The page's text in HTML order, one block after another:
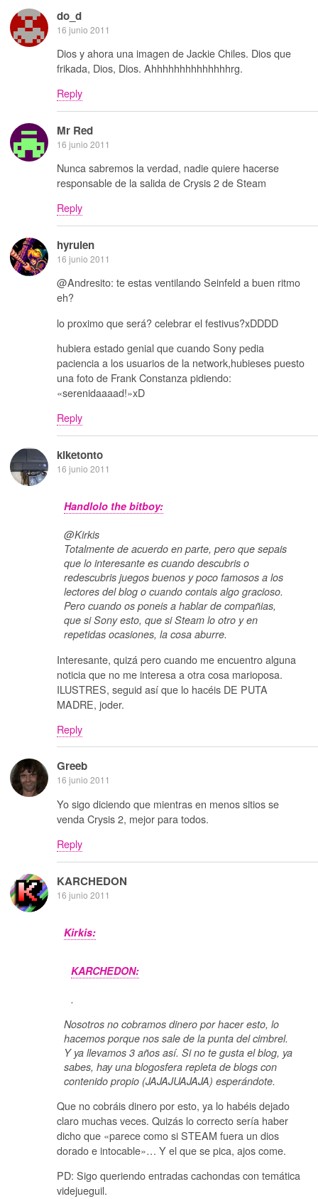
do_d
16 junio 2011
Dios y ahora una imagen de Jackie Chiles. Dios que
frikada, Dios, Dios. Ahhhhhhhhhhhhhhrg.
Reply
Mr Red
16 junio 2011
Nunca sabremos la verdad, nadie quiere hacerse
responsable de la salida de Crysis 2 de Steam
Reply
hyrulen
16 junio 2011
@Andresito: te estas ventilando Seinfeld a buen ritmo
eh?
lo proximo que será? celebrar el festivus?xDDDD
hubiera estado genial que cuando Sony pedia
paciencia a los usuarios de la network,hubieses puesto
una foto de Frank Constanza pidiendo:
«serenidaaaad!»xD
Reply
kiketonto
16 junio 2011
Handlolo the bitboy:
@Kirkis
Totalmente de acuerdo en parte, pero que sepais
que lo interesante es cuando descubris o
redescubris juegos buenos y poco famosos a los
lectores del blog o cuando contais algo gracioso.
Pero cuando os poneis a hablar de compañias,
que si Sony esto, que si Steam lo otro y en
repetidas ocasiones, la cosa aburre.
Interesante, quizá pero cuando me encuentro alguna
noticia que no me interesa a otra cosa marioposa.
ILUSTRES, seguid así que lo hacéis DE PUTA
MADRE, joder.
Reply
Greeb
16 junio 2011
Yo sigo diciendo que mientras en menos sitios se
venda Crysis 2, mejor para todos.
Reply
KARCHEDON
16 junio 2011
Kirkis:
KARCHEDON:
.
Nosotros no cobramos dinero por hacer esto, lo
hacemos porque nos sale de la punta del cimbrel.
Y ya llevamos 3 años así. Si no te gusta el blog, ya
sabes, hay una blogosfera repleta de blogs con
contenido propio (JAJAJUAJAJA) esperándote.
Que no cobráis dinero por esto, ya lo habéis dejado
claro muchas veces. Quizás lo correcto sería haber
dicho que «parece como si STEAM fuera un dios
dorado e intocable»… Y el que se pica, ajos come.
PD: Sigo queriendo entradas cachondas con temática
videjueguil.